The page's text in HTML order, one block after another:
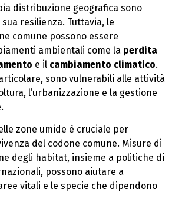
distribuzione geografica sono
resilienza. Tuttavia, le
comune possono essere
ambientali come la perdita
e il cambiamento climatico.
sono vulnerabili alle attività
l’urbanizzazione e la gestione
zone umide è cruciale per
del codone comune. Misure di
degli habitat, insieme a politiche di
possono aiutare a
vitali e le specie che dipendono